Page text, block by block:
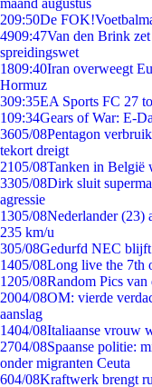
maand augustus
209:50De
4909:47Van den Brink
spreidingswet
1809:40Iran overweegt
Hormuz
309:35EA Sports FC 27
109:34Gears of War: E-
3605/08Pentagon
tekort dreigt
2105/08Tanken in België
3305/08Dirk sluit
agressie
1305/08Nederlander (23)
235 km/u
305/08Gedurfd NEC
1405/08Long live the 7th
1205/08Random Pics
2004/08OM: vierde
aanslag
1404/08Italiaanse vrouw
2704/08Spaanse politie:
onder migranten Ceuta
604/08Kraftwerk brengt